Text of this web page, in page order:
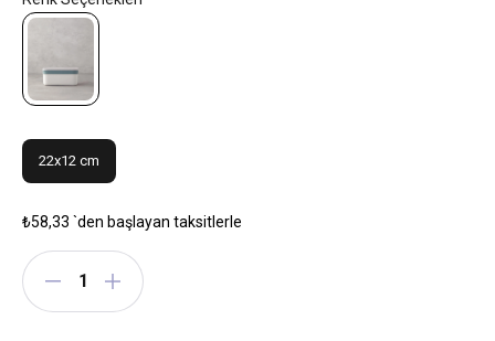
22x12 cm
₺58,33 `den başlayan taksitlerle